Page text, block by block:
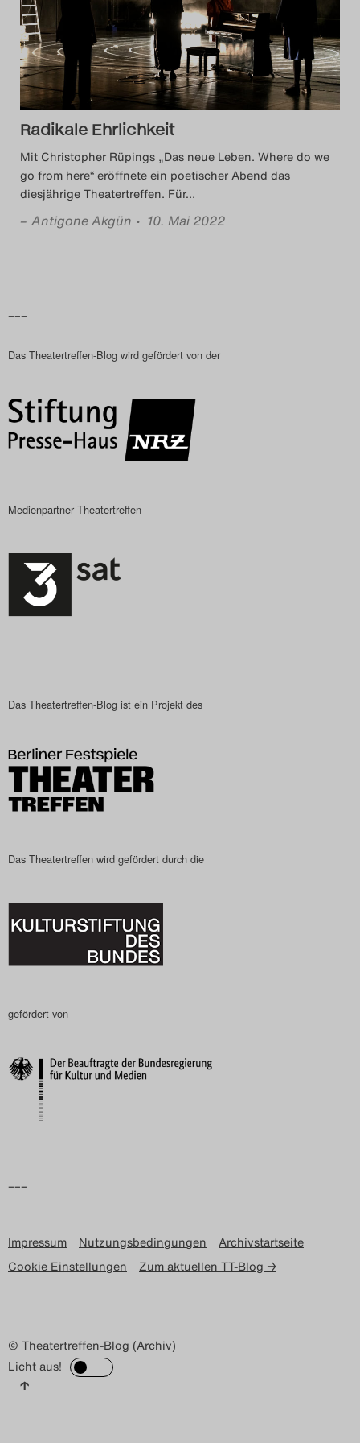
Das Theatertreffen-Blog
2014
Das Theatertreffen-Blog
2015
Das Theatertreffen-Blog
2016
Das Theatertreffen-Blog
2018
Das Theatertreffen-Blog
2018 Alumni
Das Theatertreffen-Blog
Das Theatertreffen-Blog
2022
Das Theatertreffen-Blog
2023
Das Theatertreffen-Blog
2024
2025
Das Theatertreffen-Blog
Nutzungsbedingungen
Radikale Ehrlichkeit
Mit Christopher Rüpings „Das neue Leben. Where do we
go from here“ eröffnete ein poetischer Abend das
diesjährige Theatertreffen. Für…
– Antigone Akgün • 10. Mai 2022
–––
Das Theatertreffen-Blog wird gefördert von der
Medienpartner Theatertreffen
Das Theatertreffen-Blog ist ein Projekt des
Das Theatertreffen wird gefördert durch die
gefördert von
–––
Impressum Nutzungsbedingungen
Archivstartseite
Cookie Einstellungen
Zum aktuellen TT-Blog →
© Theatertreffen-Blog (Archiv)
Licht aus!
↑